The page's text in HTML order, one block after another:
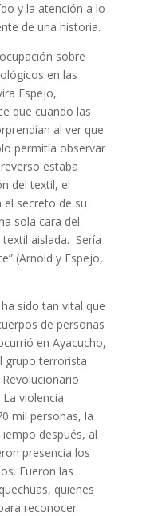
y la atención a lo
de una historia.
sobre
en las
Espejo,
que cuando las
al ver que
permitía observar
estaba
del textil, el
el secreto de su
sola cara del
aislada. Sería
(Arnold y Espejo,
sido tan vital que
de personas
en Ayacucho,
grupo terrorista
violencia
mil personas, la
después, al
presencia los
Fueron las
quienes
reconocer